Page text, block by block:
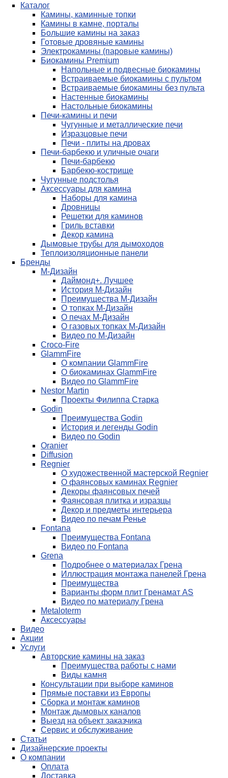
Каталог
Камины, каминные топки
Камины в камне, порталы
Большие камины на заказ
Готовые дровяные камины
Электрокамины (паровые камины)
Биокамины Premium
Напольные и подвесные биокамины
Встраиваемые биокамины с пультом
Встраиваемые биокамины без пульта
Настенные биокамины
Настольные биокамины
Печи-камины и печи
Чугунные и металлические печи
Изразцовые печи
Печи - плиты на дровах
Печи-барбекю и уличные очаги
Печи-барбекю
Барбекю-кострище
Чугунные подстолья
Аксессуары для камина
Наборы для камина
Дровницы
Решетки для каминов
Гриль вставки
Декор камина
Дымовые трубы для дымоходов
Теплоизоляционные панели
Бренды
М-Дизайн
Даймонд+. Лучшее
История М-Дизайн
Преимущества М-Дизайн
О топках М-Дизайн
О печах М-Дизайн
О газовых топках М-Дизайн
Видео по М-Дизайн
Croco-Fire
GlammFire
О компании GlammFire
О биокаминах GlammFire
Видео по GlammFire
Nestor Martin
Проекты Филиппа Старка
Godin
Преимущества Godin
История и легенды Godin
Видео по Godin
Oranier
Diffusion
Regnier
О художественной мастерской Regnier
О фаянсовых каминах Regnier
Декоры фаянсовых печей
Фаянсовая плитка и изразцы
Декор и предметы интерьера
Видео по печам Ренье
Fontana
Преимущества Fontana
Видео по Fontana
Grena
Подробнее о материалах Грена
Иллюстрация монтажа панелей Грена
Преимущества
Варианты форм плит Гренамат AS
Видео по материалу Грена
Metaloterm
Аксессуары
Видео
Акции
Услуги
Авторские камины на заказ
Преимущества работы с нами
Виды камня
Консультации при выборе каминов
Прямые поставки из Европы
Сборка и монтаж каминов
Монтаж дымовых каналов
Выезд на объект заказчика
Сервис и обслуживание
Статьи
Дизайнерские проекты
О компании
Оплата
Доставка